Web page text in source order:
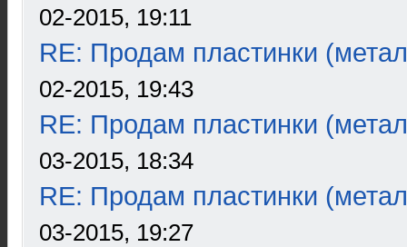
02-2015, 19:11
RE: Продам пластинки
02-2015, 19:43
RE: Продам пластинки
03-2015, 18:34
RE: Продам пластинки
03-2015, 19:27